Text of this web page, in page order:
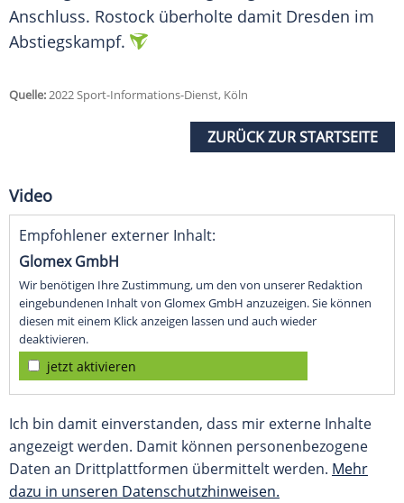
Anschluss. Rostock überholte damit Dresden im
Abstiegskampf.
Quelle:2022 Sport-Informations-Dienst, Köln
ZURÜCK ZUR STARTSEITE
Video
Empfohlener externer Inhalt:
Glomex GmbH
Wir benötigen Ihre Zustimmung, um den von unserer Redaktion
eingebundenen Inhalt von Glomex GmbH anzuzeigen. Sie können
diesen mit einem Klick anzeigen lassen und auch wieder
deaktivieren.
jetzt aktivieren
Ich bin damit einverstanden, dass mir externe Inhalte
angezeigt werden. Damit können personenbezogene
Daten an Drittplattformen übermittelt werden. Mehr
dazu in unseren Datenschutzhinweisen.